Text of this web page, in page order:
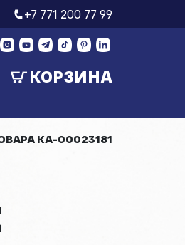
+7 771 200 77 99
КОРЗИНА
КА-00023181